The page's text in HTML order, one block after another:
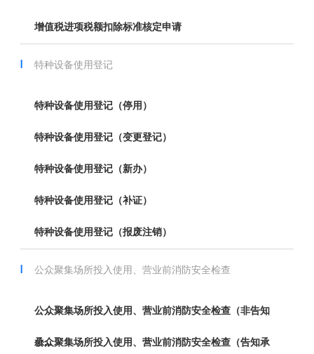
增值税进项税额扣除标准核定申请
特种设备使用登记
特种设备使用登记（停用）
特种设备使用登记（变更登记）
特种设备使用登记（新办）
特种设备使用登记（补证）
特种设备使用登记（报废注销）
公众聚集场所投入使用、营业前消防安全检查
公众聚集场所投入使用、营业前消防安全检查（非告知
承...
公众聚集场所投入使用、营业前消防安全检查（告知承